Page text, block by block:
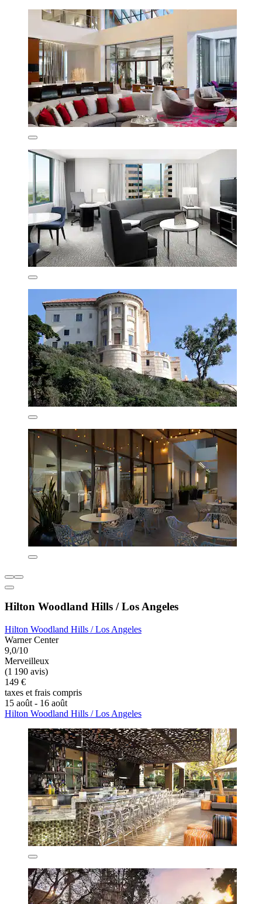
Hilton Woodland Hills / Los Angeles
Hilton Woodland Hills / Los Angeles
Warner Center
9,0/10
Merveilleux
(1 190 avis)
149 €
taxes et frais compris
15 août - 16 août
Hilton Woodland Hills / Los Angeles